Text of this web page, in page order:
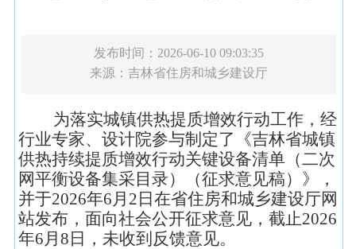
发布时间：2026-06-10 09:03:35
来源： 吉林省住房和城乡建设厅
为落实城镇供热提质增效行动工作，经
行业专家、设计院参与制定了《吉林省城镇
供热持续提质增效行动关键设备清单（二次
网平衡设备集采目录）（征求意见稿）》，
并于2026年6月2日在省住房和城乡建设厅网
站发布，面向社会公开征求意见，截止2026
年6月8日，未收到反馈意见。